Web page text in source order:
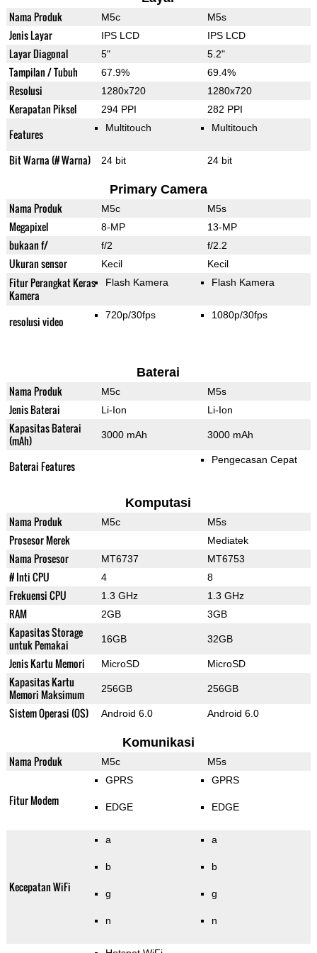
Nama Produk M5c M5s
Jenis Layar IPS LCD IPS LCD
Layar Diagonal 5" 5.2"
Tampilan / Tubuh 67.9% 69.4%
Resolusi 1280x720 1280x720
Kerapatan Piksel 294 PPI 282 PPI
Features Multitouch Multitouch
Bit Warna (# Warna) 24 bit 24 bit
Primary Camera
Nama Produk M5c M5s
Megapixel 8-MP 13-MP
bukaan f/ f/2 f/2.2
Ukuran sensor Kecil Kecil
Fitur Perangkat Keras
Kamera
Flash Kamera Flash Kamera
resolusi video 720p/30fps 1080p/30fps
Baterai
Nama Produk M5c M5s
Jenis Baterai Li-Ion Li-Ion
Kapasitas Baterai
(mAh)
3000 mAh 3000 mAh
Baterai Features Pengecasan Cepat
Komputasi
Nama Produk M5c M5s
Prosesor Merek Mediatek
Nama Prosesor MT6737 MT6753
# Inti CPU 4 8
Frekuensi CPU 1.3 GHz 1.3 GHz
RAM 2GB 3GB
Kapasitas Storage
untuk Pemakai
16GB 32GB
Jenis Kartu Memori MicroSD MicroSD
Kapasitas Kartu
Memori Maksimum
256GB 256GB
Sistem Operasi (OS) Android 6.0 Android 6.0
Komunikasi
Nama Produk M5c M5s
Fitur Modem
GPRS
EDGE
GPRS
EDGE
Kecepatan WiFi
a
b
g
n
a
b
g
n